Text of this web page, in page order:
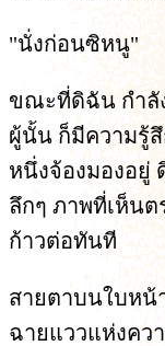
"นั่งก่อนซิหนู"
ขณะที่ดิฉัน กำลั
ผู้นั้น ก็มีความรู้
หนึ่งจ้องมองอยู่
ลึกๆ ภาพที่เห็นต
ก้าวต่อทันที
สายตาบนใบหน้
ฉายแววแห่งคว